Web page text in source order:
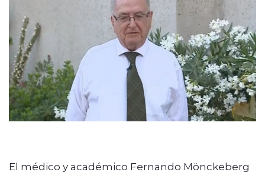
El médico y académico Fernando Mönckeberg